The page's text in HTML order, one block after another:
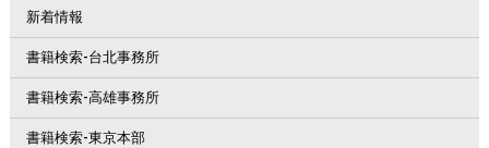
新着情報
書籍検索-台北事務所
書籍検索-高雄事務所
書籍検索-東京本部